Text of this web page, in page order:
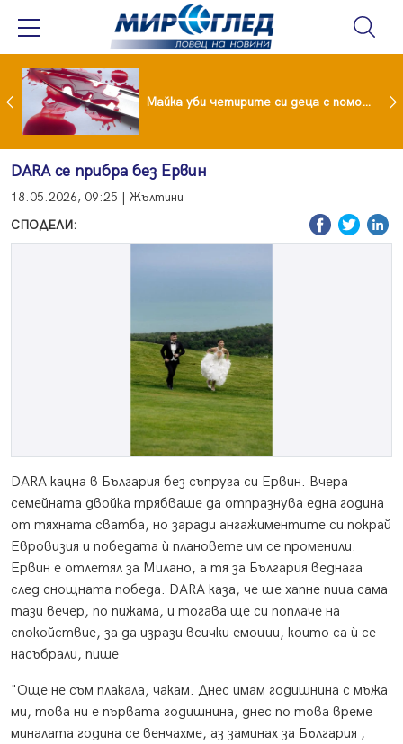
Проф.Кантарджиев: Пазете се от комарите и полово предаваните инфекции Майка уби четирите си деца с помощта на баба им, след което се самоуби
DARA се прибра без Ервин
18.05.2026, 09:25 | Жълтини
СПОДЕЛИ:
DARA кацна в България без съпруга си Ервин. Вчера
семейната двойка трябваше да отпразнува една година
от тяхната сватба, но заради ангажиментите си покрай
Евровизия и победата ѝ плановете им се променили.
Ервин е отлетял за Милано, а тя за България веднага
след снощната победа. DARA каза, че ще хапне пица сама
тази вечер, по пижама, и тогава ще си поплаче на
спокойствие, за да изрази всички емоции, които са ѝ се
насъбрали, пише
"Още не съм плакала, чакам. Днес имам годишнина с мъжа
ми, това ни е първата годишнина, днес по това време
миналата година се венчахме, аз заминах за България ,